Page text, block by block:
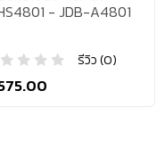
- JDB-A4801
รีวิว (0)